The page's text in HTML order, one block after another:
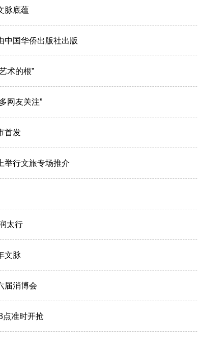
脉底蕴
中国华侨出版社出版
术的根”
网友关注”
首发
举行文旅专场推介
太行
文脉
届消博会
点准时开抢